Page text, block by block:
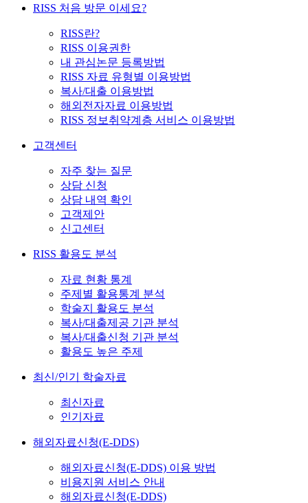
RISS 처음 방문 이세요?
RISS란?
RISS 이용권한
내 관심논문 등록방법
RISS 자료 유형별 이용방법
복사/대출 이용방법
해외전자자료 이용방법
RISS 정보취약계층 서비스 이용방법
고객센터
자주 찾는 질문
상담 신청
상담 내역 확인
고객제안
신고센터
RISS 활용도 분석
자료 현황 통계
주제별 활용통계 분석
학술지 활용도 분석
복사/대출제공 기관 분석
복사/대출신청 기관 분석
활용도 높은 주제
최신/인기 학술자료
최신자료
인기자료
해외자료신청(E-DDS)
해외자료신청(E-DDS) 이용 방법
비용지원 서비스 안내
해외자료신청(E-DDS)